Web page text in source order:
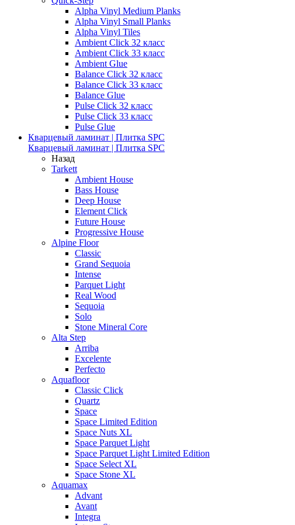
Alpha Vinyl Medium Planks
Alpha Vinyl Small Planks
Alpha Vinyl Tiles
Ambient Click 32 класс
Ambient Click 33 класс
Ambient Glue
Balance Click 32 класс
Balance Click 33 класс
Balance Glue
Pulse Click 32 класс
Pulse Click 33 класс
Pulse Glue
Кварцевый ламинат | Плитка SPC
Кварцевый ламинат | Плитка SPC
Назад
Tarkett
Ambient House
Bass House
Deep House
Element Click
Future House
Progressive House
Alpine Floor
Classic
Grand Sequoia
Intense
Parquet Light
Real Wood
Sequoia
Solo
Stone Mineral Core
Alta Step
Arriba
Excelente
Perfecto
Aquafloor
Classic Click
Quartz
Space
Space Limited Edition
Space Nuts XL
Space Parquet Light
Space Parquet Light Limited Edition
Space Select XL
Space Stone XL
Aquamax
Advant
Avant
Integra